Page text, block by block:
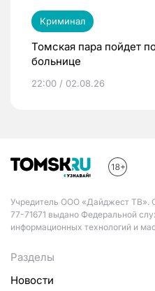
Криминал
Томская пара пойдет
больнице
22:00 / 02.08.26
Учредитель ООО «Дайджест
77-71671 выдано Федеральной
информационных технологий и
Разделы
Новости